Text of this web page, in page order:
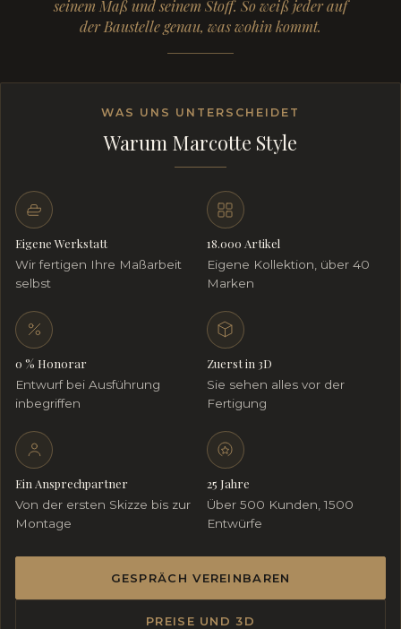
seinem Maß und seinem Stoff. So weiß jeder auf
der Baustelle genau, was wohin kommt.
WAS UNS UNTERSCHEIDET
Warum Marcotte Style
Eigene Werkstatt
Wir fertigen Ihre Maßarbeit
selbst
18.000 Artikel
Eigene Kollektion, über 40
Marken
0 % Honorar
Entwurf bei Ausführung
inbegriffen
Zuerst in 3D
Sie sehen alles vor der
Fertigung
Ein Ansprechpartner
Von der ersten Skizze bis zur
Montage
25 Jahre
Über 500 Kunden, 1500
Entwürfe
GESPRÄCH VEREINBAREN
PREISE UND 3D